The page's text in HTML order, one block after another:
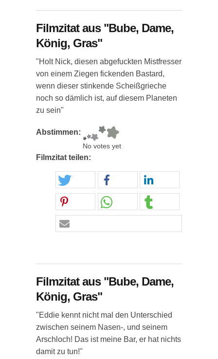
Filmzitat aus "Bube, Dame,
König, Gras"
"Holt Nick, diesen abgefuckten Mistfresser
von einem Ziegen fickenden Bastard,
wenn dieser stinkende Scheißgrieche
noch so dämlich ist, auf diesem Planeten
zu sein"
Abstimmen:
No votes yet
Filmzitat teilen:
Filmzitat aus "Bube, Dame,
König, Gras"
"Eddie kennt nicht mal den Unterschied
zwischen seinem Nasen-, und seinem
Arschloch! Das ist meine Bar, er hat nichts
damit zu tun!"